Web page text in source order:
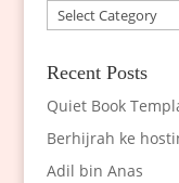
Categories
Recent Posts
Quiet Book
Berhijrah ke
Adil bin Anas